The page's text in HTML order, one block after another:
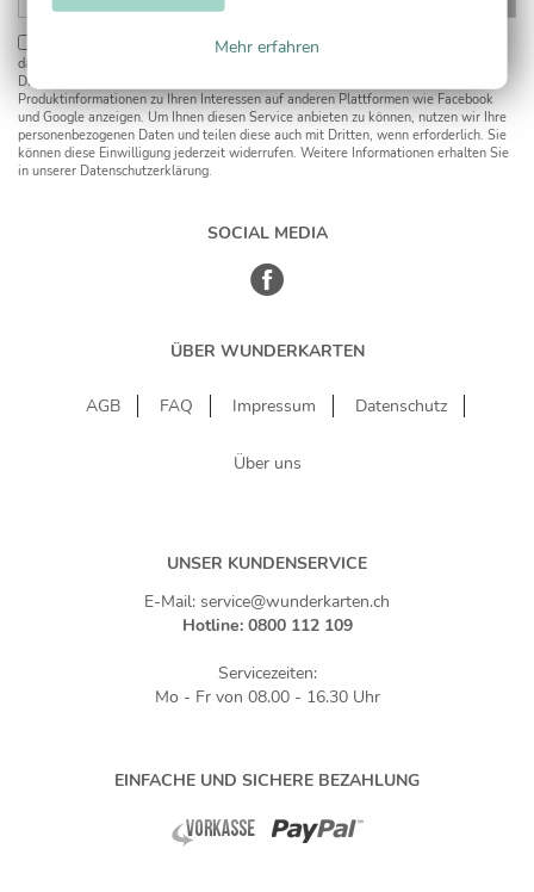
Einwilligung zur Datennutzung für Marketingzwecke:
dass wir Sie mit neuesten Informationen aus unserem Angebot informieren können.
Dies umfasst den Versand unseres Newsletters. Zudem können wir Ihnen
Produktinformationen zu Ihren Interessen auf anderen Plattformen wie Facebook
und Google anzeigen. Um Ihnen diesen Service anbieten zu können, nutzen wir Ihre
personenbezogenen Daten und teilen diese auch mit Dritten, wenn erforderlich. Sie
können diese Einwilligung jederzeit widerrufen. Weitere Informationen erhalten Sie
in unserer Datenschutzerklärung.
SOCIAL MEDIA
ÜBER WUNDERKARTEN
AGB FAQ Impressum Datenschutz
Über uns
UNSER KUNDENSERVICE
E-Mail: service@wunderkarten.ch
Hotline: 0800 112 109
Servicezeiten:
Mo - Fr von 08.00 - 16.30 Uhr
EINFACHE UND SICHERE BEZAHLUNG
Mehr erfahren